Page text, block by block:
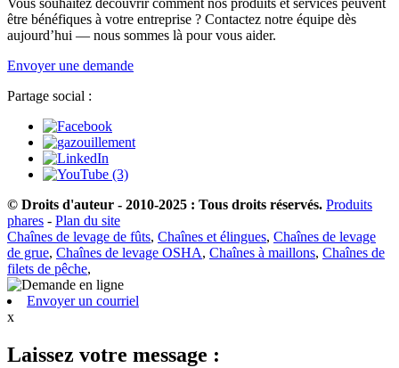
Vous souhaitez découvrir comment nos produits et services peuvent
être bénéfiques à votre entreprise ? Contactez notre équipe dès
aujourd’hui — nous sommes là pour vous aider.
Envoyer une demande
Partage social :
© Droits d'auteur - 2010-2025 : Tous droits réservés. Produits
phares - Plan du site
Chaînes de levage de fûts, Chaînes et élingues, Chaînes de levage
de grue, Chaînes de levage OSHA, Chaînes à maillons, Chaînes de
filets de pêche,
Envoyer un courriel
x
Laissez votre message :